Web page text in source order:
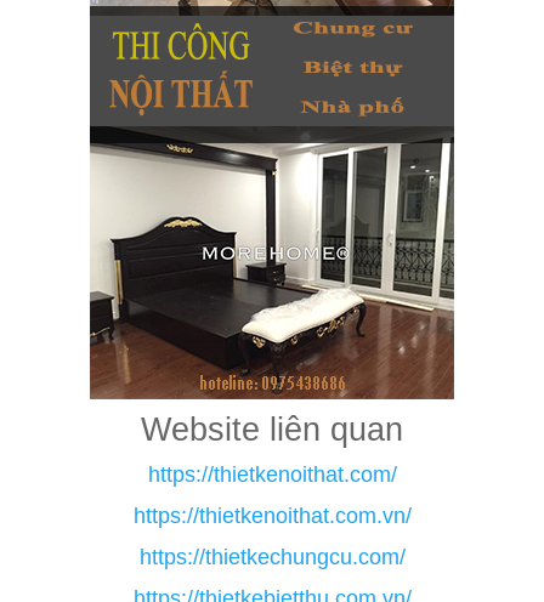
Website liên quan
https://thietkenoithat.com/
https://thietkenoithat.com.vn/
https://thietkechungcu.com/